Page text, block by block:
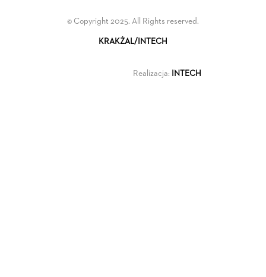
© Copyright 2025. All Rights reserved.
KRAKŻAL/INTECH
Realizacja: INTECH